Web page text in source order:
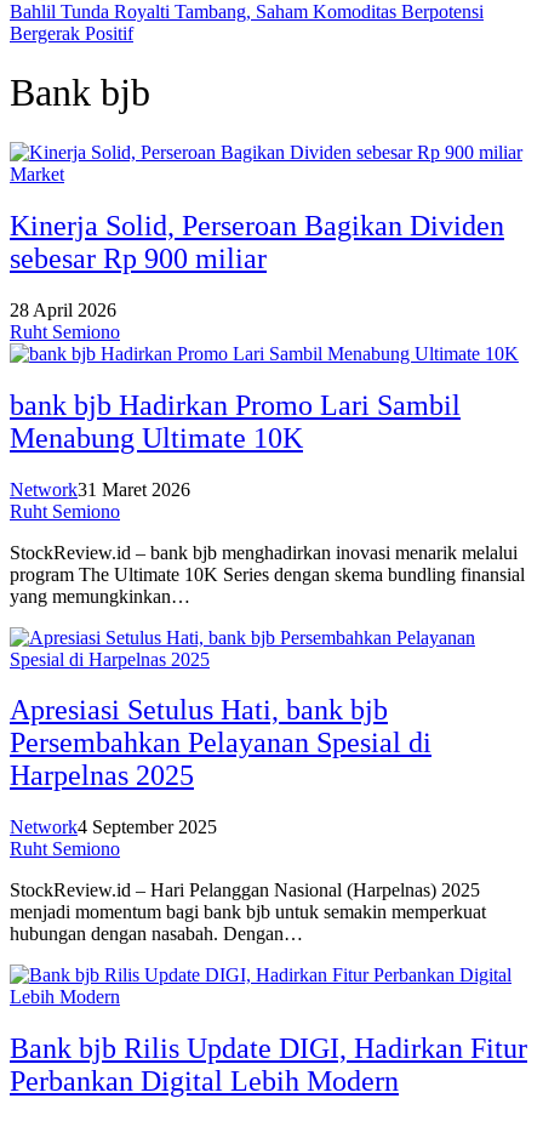
Bahlil Tunda Royalti Tambang, Saham Komoditas Berpotensi
Bergerak Positif
Bank bjb
Market
Kinerja Solid, Perseroan Bagikan Dividen
sebesar Rp 900 miliar
28 April 2026
Ruht Semiono
bank bjb Hadirkan Promo Lari Sambil
Menabung Ultimate 10K
Network31 Maret 2026
Ruht Semiono
StockReview.id – bank bjb menghadirkan inovasi menarik melalui
program The Ultimate 10K Series dengan skema bundling finansial
yang memungkinkan…
Apresiasi Setulus Hati, bank bjb
Persembahkan Pelayanan Spesial di
Harpelnas 2025
Network4 September 2025
Ruht Semiono
StockReview.id – Hari Pelanggan Nasional (Harpelnas) 2025
menjadi momentum bagi bank bjb untuk semakin memperkuat
hubungan dengan nasabah. Dengan…
Bank bjb Rilis Update DIGI, Hadirkan Fitur
Perbankan Digital Lebih Modern